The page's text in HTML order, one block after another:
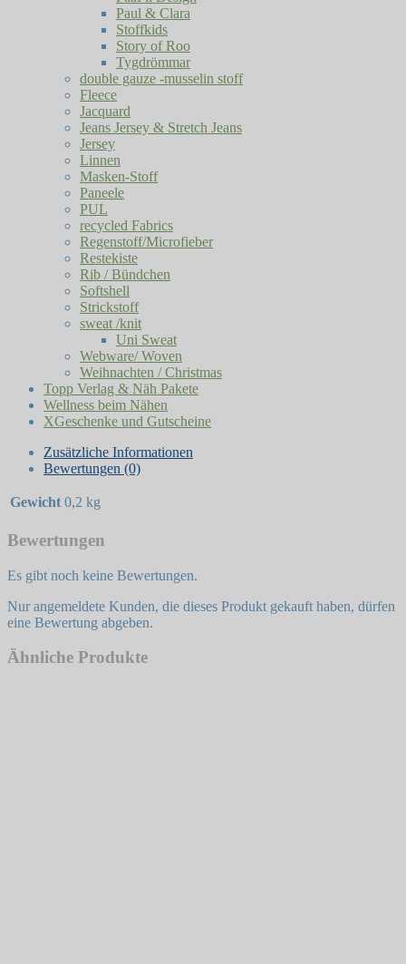
Paul & Clara
Stoffkids
Story of Roo
Tygdrömmar
double gauze -musselin stoff
Fleece
Jacquard
Jeans Jersey & Stretch Jeans
Jersey
Linnen
Masken-Stoff
Paneele
PUL
recycled Fabrics
Regenstoff/Microfieber
Restekiste
Rib / Bündchen
Softshell
Strickstoff
sweat /knit
Uni Sweat
Webware/ Woven
Weihnachten / Christmas
Topp Verlag & Näh Pakete
Wellness beim Nähen
XGeschenke und Gutscheine
Zusätzliche Informationen
Bewertungen (0)
Gewicht 0,2 kg
Bewertungen
Es gibt noch keine Bewertungen.
Nur angemeldete Kunden, die dieses Produkt gekauft haben, dürfen
eine Bewertung abgeben.
Ähnliche Produkte